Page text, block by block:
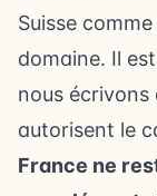
Suisse
domaine. Il
nous écrivons
autorisent le
France ne